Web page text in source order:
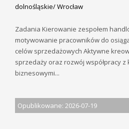
dolnośląskie/ Wrocław
Zadania Kierowanie zespołem
motywowanie pracowników do
celów sprzedażowych Aktywne
sprzedaży oraz rozwój współpracy z
biznesowymi...
Opublikowane: 2026-07-19